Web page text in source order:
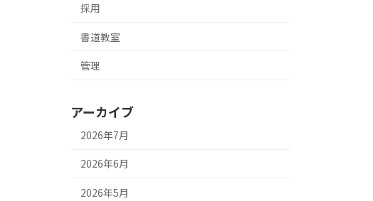
採用
書道教室
管理
アーカイブ
2026年7月
2026年6月
2026年5月